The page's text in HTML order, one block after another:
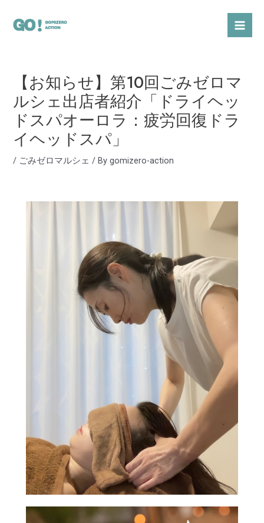
【お知らせ】第10回ごみゼロマ
ルシェ出店者紹介「ドライヘッ
ドスパオーロラ：疲労回復ドラ
イヘッドスパ」
/ ごみゼロマルシェ / Bygomizero-action
navigation